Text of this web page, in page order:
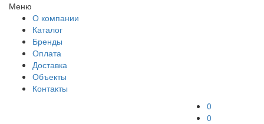
Меню
О компании
Каталог
Бренды
Оплата
Доставка
Объекты
Контакты
0
0